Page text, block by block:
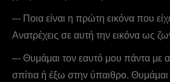
–- Ποια είναι η πρώτη εικόνα που
Aνατρέχεις σε αυτή την εικόνα ως
–- Θυμάμαι τον εαυτό μου πάντα με
σπίτια ή έξω στην ύπαιθρο. Θυμάμαι